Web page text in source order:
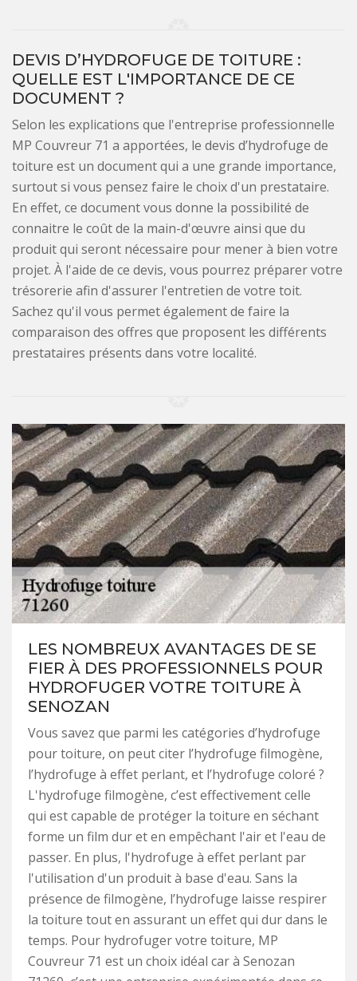
DEVIS D’HYDROFUGE DE TOITURE :
QUELLE EST L'IMPORTANCE DE CE
DOCUMENT ?
Selon les explications que l'entreprise professionnelle
MP Couvreur 71 a apportées, le devis d’hydrofuge de
toiture est un document qui a une grande importance,
surtout si vous pensez faire le choix d'un prestataire.
En effet, ce document vous donne la possibilité de
connaitre le coût de la main-d'œuvre ainsi que du
produit qui seront nécessaire pour mener à bien votre
projet. À l'aide de ce devis, vous pourrez préparer votre
trésorerie afin d'assurer l'entretien de votre toit.
Sachez qu'il vous permet également de faire la
comparaison des offres que proposent les différents
prestataires présents dans votre localité.
LES NOMBREUX AVANTAGES DE SE
FIER À DES PROFESSIONNELS POUR
HYDROFUGER VOTRE TOITURE À
SENOZAN
Vous savez que parmi les catégories d’hydrofuge
pour toiture, on peut citer l’hydrofuge filmogène,
l’hydrofuge à effet perlant, et l’hydrofuge coloré ?
L'hydrofuge filmogène, c’est effectivement celle
qui est capable de protéger la toiture en séchant
forme un film dur et en empêchant l'air et l'eau de
passer. En plus, l'hydrofuge à effet perlant par
l'utilisation d'un produit à base d'eau. Sans la
présence de filmogène, l’hydrofuge laisse respirer
la toiture tout en assurant un effet qui dur dans le
temps. Pour hydrofuger votre toiture, MP
Couvreur 71 est un choix idéal car à Senozan